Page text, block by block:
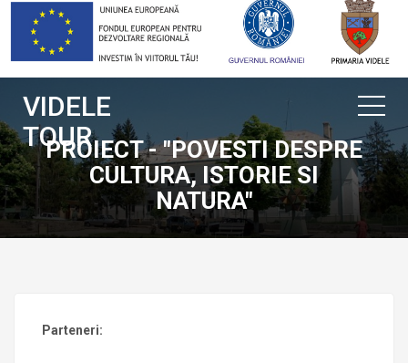
VIDELE
TOUR
PROIECT - "POVESTI DESPRE
CULTURA, ISTORIE SI
NATURA"
Parteneri: